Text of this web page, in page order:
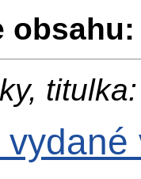
obsahu:
titulka: